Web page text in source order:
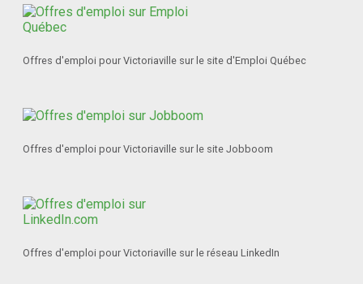
Offres d'emploi pour Victoriaville sur le site d'Emploi Québec
Offres d'emploi pour Victoriaville sur le site Jobboom
Offres d'emploi pour Victoriaville sur le réseau LinkedIn